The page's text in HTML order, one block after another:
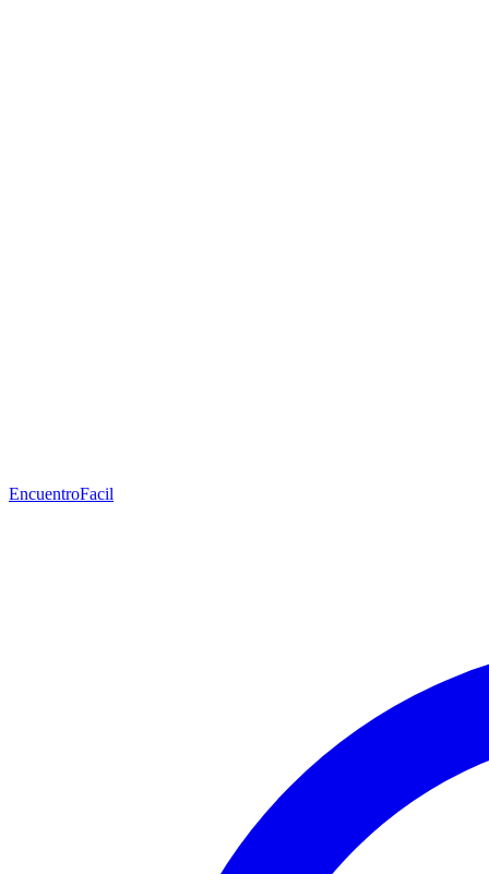
EncuentroFacil